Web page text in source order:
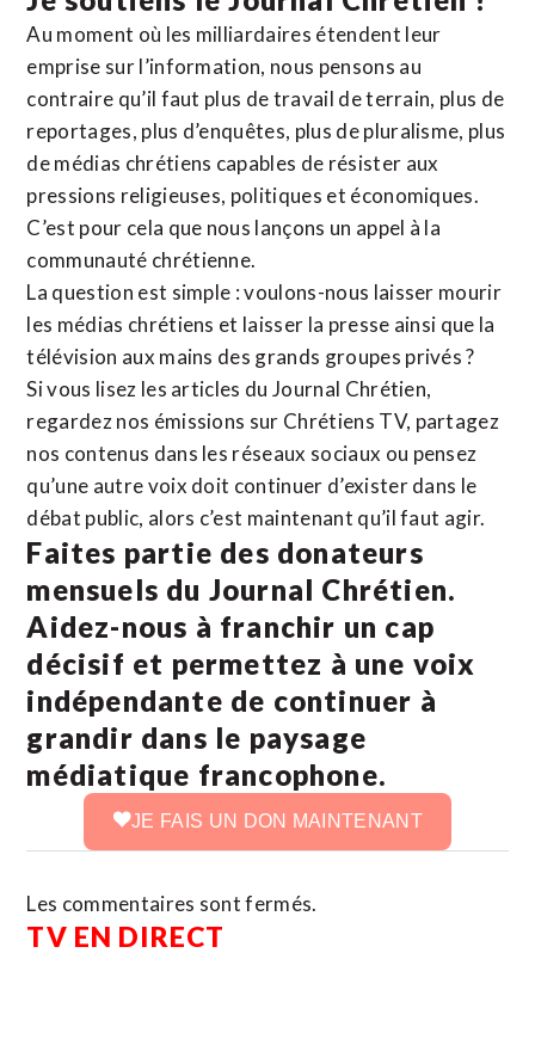
Au moment où les milliardaires étendent leur
emprise sur l’information, nous pensons au
contraire qu’il faut plus de travail de terrain, plus de
reportages, plus d’enquêtes, plus de pluralisme, plus
de médias chrétiens capables de résister aux
pressions religieuses, politiques et économiques.
C’est pour cela que nous lançons un appel à la
communauté chrétienne.
La question est simple : voulons-nous laisser mourir
les médias chrétiens et laisser la presse ainsi que la
télévision aux mains des grands groupes privés ?
Si vous lisez les articles du Journal Chrétien,
regardez nos émissions sur Chrétiens TV, partagez
nos contenus dans les réseaux sociaux ou pensez
qu’une autre voix doit continuer d’exister dans le
débat public, alors c’est maintenant qu’il faut agir.
Faites partie des donateurs
mensuels du Journal Chrétien.
Aidez-nous à franchir un cap
décisif et permettez à une voix
indépendante de continuer à
grandir dans le paysage
médiatique francophone.
JE FAIS UN DON MAINTENANT
Les commentaires sont fermés.
TV EN DIRECT